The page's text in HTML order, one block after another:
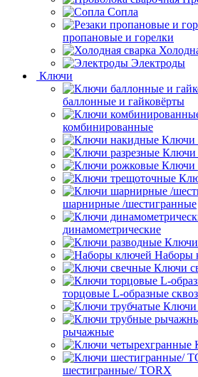
Сопла
пропановые и горелки
Электроды
Ключи
баллонные и гайковёрты
комбинированные
Ключи
Ключи
Ключи
шарнирные /шестигранные
динамометрические
Ключи
Наборы
Ключи
торцовые L-образные
Ключи
рычажные
шестигранные/ TORX